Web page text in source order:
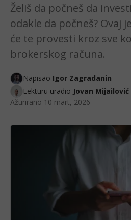
Želiš da počneš da
odakle da počneš? Ovaj
će te provesti kroz sve
brokerskog računa.
Napisao Igor Zagradanin
Lekturu uradio Jovan Mijailović
Ažurirano 10 mart, 2026